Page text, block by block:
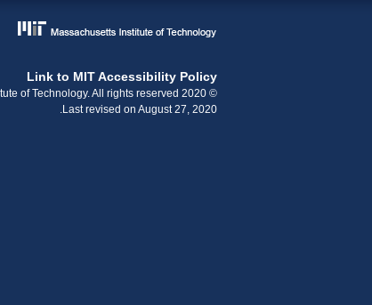
Link to MIT Accessibility Policy
© 2020 Massachusetts Institute of Technology. All rights reserved.
Last revised on August 27, 2020.